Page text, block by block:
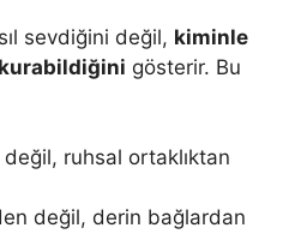
sevdiğini değil, kiminle
gösterir. Bu
ruhsal ortaklıktan
değil, derin bağlardan